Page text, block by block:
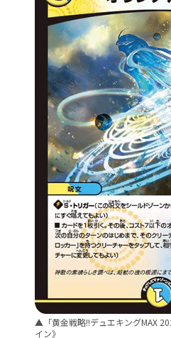
▲「黄金戦略!!デュエキングMAX
イン》